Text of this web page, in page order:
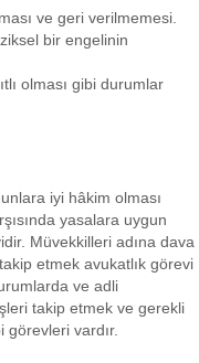
ve geri verilmemesi.
bir engelinin
olması gibi durumlar
iyi hâkim olması
yasalara uygun
Müvekkilleri adına dava
etmek avukatlık görevi
ve adli
takip etmek ve gerekli
görevleri vardır.